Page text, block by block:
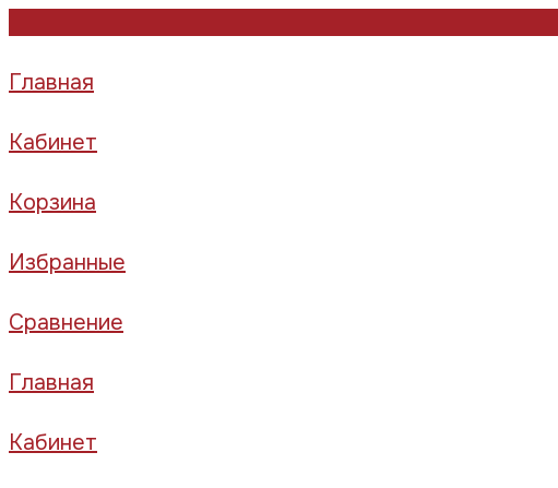
Главная
Кабинет
Корзина
Избранные
Сравнение
Главная
Кабинет